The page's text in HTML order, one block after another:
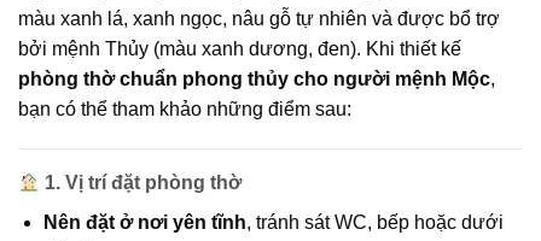
màu xanh lá, xanh ngọc, nâu gỗ tự nhiên và được bổ trợ
bởi mệnh Thủy (màu xanh dương, đen). Khi thiết kế
phòng thờ chuẩn phong thủy cho người mệnh Mộc,
bạn có thể tham khảo những điểm sau:
1. Vị trí đặt phòng thờ
Nên đặt ở nơi yên tĩnh, tránh sát WC, bếp hoặc dưới